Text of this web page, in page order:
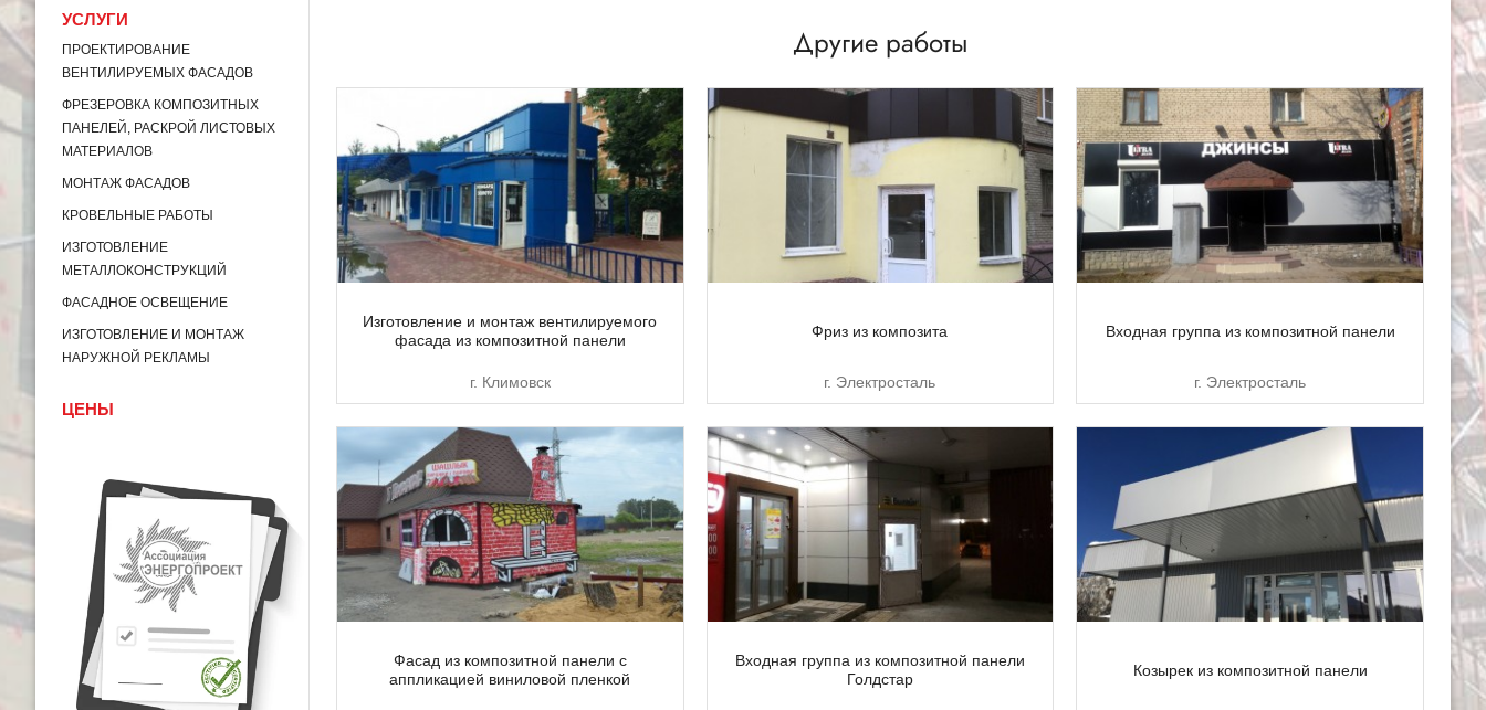
УСЛУГИ
ПРОЕКТИРОВАНИЕ
ВЕНТИЛИРУЕМЫХ ФАСАДОВ
ФРЕЗЕРОВКА КОМПОЗИТНЫХ
ПАНЕЛЕЙ, РАСКРОЙ ЛИСТОВЫХ
МАТЕРИАЛОВ
МОНТАЖ ФАСАДОВ
КРОВЕЛЬНЫЕ РАБОТЫ
ИЗГОТОВЛЕНИЕ
МЕТАЛЛОКОНСТРУКЦИЙ
ФАСАДНОЕ ОСВЕЩЕНИЕ
ИЗГОТОВЛЕНИЕ И МОНТАЖ
НАРУЖНОЙ РЕКЛАМЫ
ЦЕНЫ
Другие работы
Изготовление и монтаж вентилируемого
фасада из композитной панели
г. Климовск
Фриз из композита
г. Электросталь
Входная группа из композитной панели
г. Электросталь
Фасад из композитной панели с
аппликацией виниловой пленкой
Входная группа из композитной панели
Голдстар
Козырек из композитной панели